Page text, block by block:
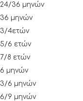
24/36 μηνών
36 μηνών
3/4ετών
5/6 ετών
7/8 ετών
6 μηνών
3/6 μηνών
6/9 μηνών